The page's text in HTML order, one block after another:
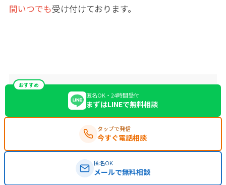
間いつでも受け付けております。
おすすめ
匿名OK・24時間受付
まずはLINEで無料相談
タップで発信
今すぐ電話相談
匿名OK
メールで無料相談